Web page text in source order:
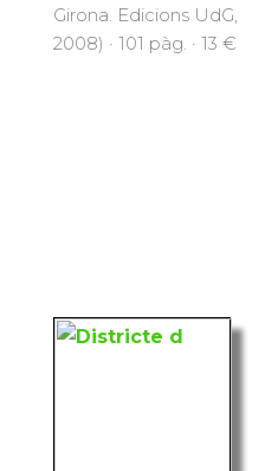
Girona. Edicions UdG,
2008) · 101 pàg. · 13 €